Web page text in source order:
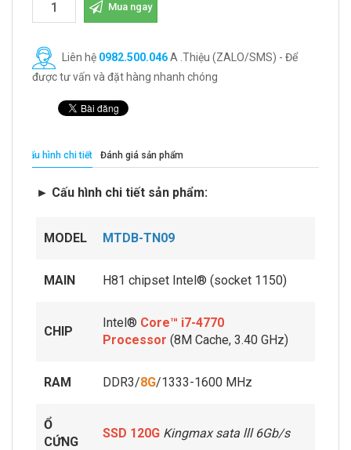
Mua ngay
Liên hệ 0982.500.046A .Thiệu (ZALO/SMS) - Để
được tư vấn và đặt hàng nhanh chóng
Cấu hình chi tiết Đánh giá sản phẩm
► Cấu hình chi tiết sản phẩm:
MODEL MTDB-TN09
MAIN H81 chipset Intel® (socket 1150)
CHIP
Intel® Core™ i7-4770
Processor (8M Cache, 3.40 GHz)
RAM DDR3/8G/1333-1600 MHz
Ổ
CỨNG
SSD 120G Kingmax sata lll 6Gb/s